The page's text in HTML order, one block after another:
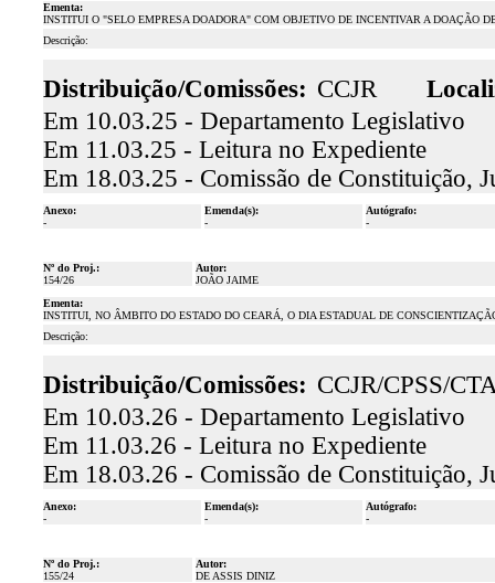
Ementa:
INSTITUI O "SELO EMPRESA DOADORA" COM OBJETIVO DE INCENTIVAR A DOAÇÃO
Descrição:
Distribuição/Comissões: CCJR
Em 10.03.25 - Departamento Legislativo
Em 11.03.25 - Leitura no Expediente
Em 18.03.25 - Comissão de Constituição,
Anexo:
-
Emenda(s):
-
Autógrafo:
-
Nº do Proj.:
154/26
Autor:
JOÃO JAIME
Ementa:
INSTITUI, NO ÂMBITO DO ESTADO DO CEARÁ, O DIA ESTADUAL DE
Descrição:
Distribuição/Comissões: CCJR/CPSS/
Em 10.03.26 - Departamento Legislativo
Em 11.03.26 - Leitura no Expediente
Em 18.03.26 - Comissão de Constituição,
Anexo:
-
Emenda(s):
-
Autógrafo:
-
Nº do Proj.:
155/24
Autor:
DE ASSIS DINIZ